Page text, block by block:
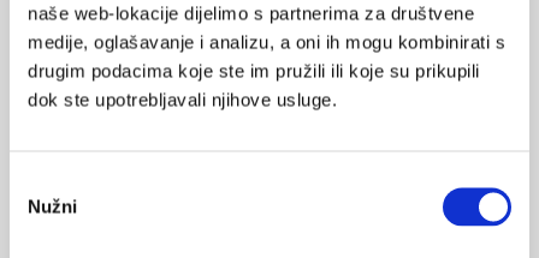
naše web-lokacije dijelimo s partnerima za društvene
medije, oglašavanje i analizu, a oni ih mogu kombinirati s
drugim podacima koje ste im pružili ili koje su prikupili
dok ste upotrebljavali njihove usluge.
pristanka
Nužni
pomoći bolesniku u prepoznavanju psihološke podloge koja je
velikim dijelom uzrok ovakvog ponašanja. U liječenje je korisno
uključiti i obitelj.
Psihofarmakoterapiju je potrebno koristiti uz poseban oprez